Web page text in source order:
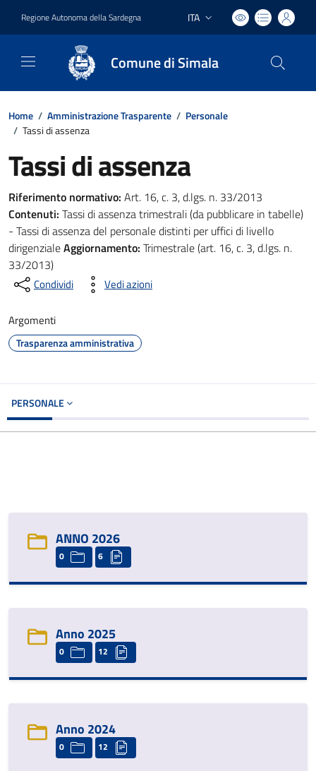
Regione Autonoma della Sardegna Lingua attiva:
ITA
Comune di Simala
Home / Amministrazione Trasparente / Personale
/ Tassi di assenza
Tassi di assenza
Riferimento normativo: Art. 16, c. 3, d.lgs. n. 33/2013
Contenuti: Tassi di assenza trimestrali (da pubblicare in tabelle)
- Tassi di assenza del personale distinti per uffici di livello
dirigenzialeAggiornamento: Trimestrale (art. 16, c. 3, d.lgs. n.
33/2013)
Condividi Vedi azioni
Argomenti
Trasparenza amministrativa
PERSONALE
ANNO 2026
0 6
Anno 2025
0 12
Anno 2024
0 12